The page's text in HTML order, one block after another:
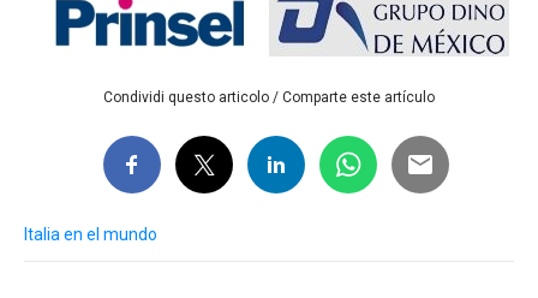
Condividi questo articolo / Comparte este artículo
Italia en el mundo